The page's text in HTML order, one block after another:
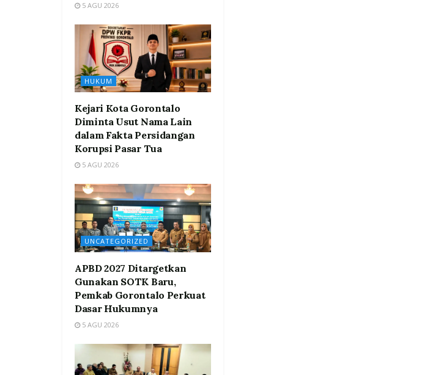
5 AGU 2026
HUKUM
Kejari Kota Gorontalo
Diminta Usut Nama Lain
dalam Fakta Persidangan
Korupsi Pasar Tua
5 AGU 2026
UNCATEGORIZED
APBD 2027 Ditargetkan
Gunakan SOTK Baru,
Pemkab Gorontalo Perkuat
Dasar Hukumnya
5 AGU 2026